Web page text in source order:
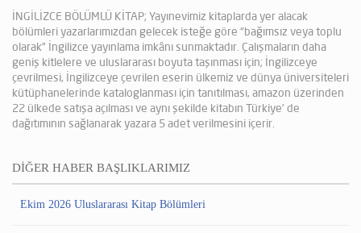
İNGİLİZCE BÖLÜMLÜ KİTAP; Yayınevimiz kitaplarda yer alacak
bölümleri yazarlarımızdan gelecek isteğe göre “bağımsız veya toplu
olarak” İngilizce yayınlama imkânı sunmaktadır. Çalışmaların daha
geniş kitlelere ve uluslararası boyuta taşınması için; İngilizceye
çevrilmesi, İngilizceye çevrilen eserin ülkemiz ve dünya üniversiteleri
kütüphanelerinde kataloglanması için tanıtılması, amazon üzerinden
22 ülkede satışa açılması ve aynı şekilde kitabın Türkiye’ de
dağıtımının sağlanarak yazara 5 adet verilmesini içerir.
DİĞER HABER BAŞLIKLARIMIZ
Ekim 2026 Uluslararası Kitap Bölümleri